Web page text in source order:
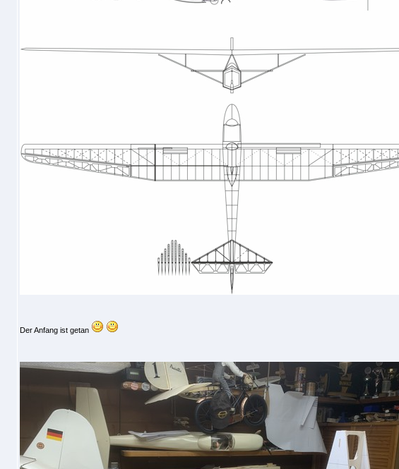
Der Anfang ist getan